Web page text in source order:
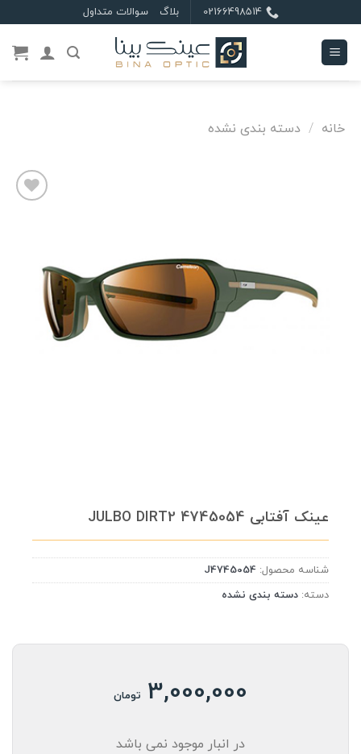
to
content
02166498514 بلاگ سوالات متداول
خانه / دسته بندی نشده
عینک آفتابی JULBO DIRT2 4745054
شناسه محصول: J4745054
دسته: دسته بندی نشده
3,000,000 تومان
در انبار موجود نمی باشد